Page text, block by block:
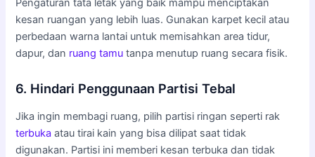
Pengaturan tata letak yang baik mampu menciptakan
kesan ruangan yang lebih luas. Gunakan karpet kecil atau
perbedaan warna lantai untuk memisahkan area tidur,
dapur, dan ruang tamu tanpa menutup ruang secara fisik.
6. Hindari Penggunaan Partisi Tebal
Jika ingin membagi ruang, pilih partisi ringan seperti rak
terbuka atau tirai kain yang bisa dilipat saat tidak
digunakan. Partisi ini memberi kesan terbuka dan tidak